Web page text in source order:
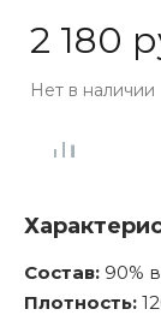
2 180
Нет в наличии
Состав: 90%
Плотность: